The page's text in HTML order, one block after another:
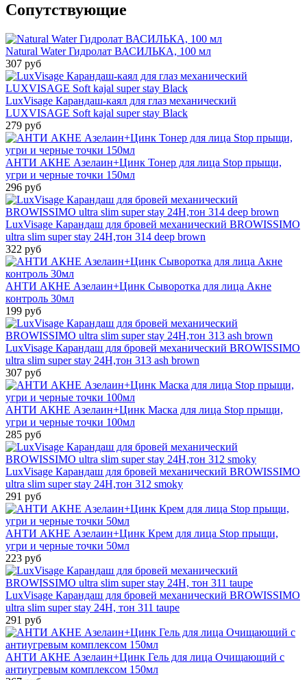
Cопутствующие
Natural Water Гидролат ВАСИЛЬКА, 100 мл
307 руб
LuxVisage Карандаш-каял для глаз механический
LUXVISAGE Soft kajal super stay Black
279 руб
АНТИ АКНЕ Азелаин+Цинк Тонер для лица Stop прыщи,
угри и черные точки 150мл
296 руб
LuxVisage Карандаш для бровей механический BROWISSIMO
ultra slim super stay 24H,тон 314 deep brown
322 руб
АНТИ АКНЕ Азелаин+Цинк Сыворотка для лица Акне
контроль 30мл
199 руб
LuxVisage Карандаш для бровей механический BROWISSIMO
ultra slim super stay 24H,тон 313 ash brown
307 руб
АНТИ АКНЕ Азелаин+Цинк Маска для лица Stop прыщи,
угри и черные точки 100мл
285 руб
LuxVisage Карандаш для бровей механический BROWISSIMO
ultra slim super stay 24H,тон 312 smoky
291 руб
АНТИ АКНЕ Азелаин+Цинк Крем для лица Stop прыщи,
угри и черные точки 50мл
223 руб
LuxVisage Карандаш для бровей механический BROWISSIMO
ultra slim super stay 24H, тон 311 taupe
291 руб
АНТИ АКНЕ Азелаин+Цинк Гель для лица Очищающий с
антиугревым комплексом 150мл